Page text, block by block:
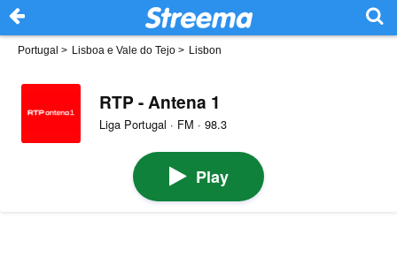
Portugal > Lisboa e Vale do Tejo > Lisbon
RTP - Antena 1
Liga Portugal · FM · 98.3
Play